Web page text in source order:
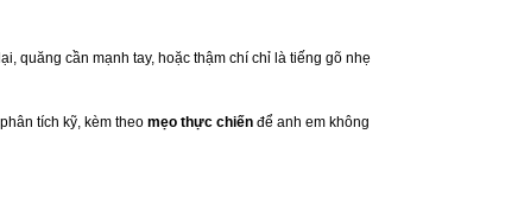
quăng cần mạnh tay, hoặc thậm chí chỉ là tiếng gõ nhẹ
tích kỹ, kèm theo mẹo thực chiến để anh em không